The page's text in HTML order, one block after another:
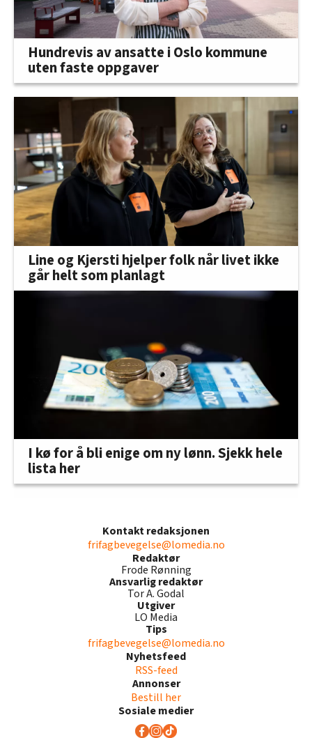
Hundrevis av ansatte i Oslo kommune
uten faste oppgaver
Line og Kjersti hjelper folk når livet ikke
går helt som planlagt
I kø for å bli enige om ny lønn. Sjekk hele
lista her
Kontakt redaksjonen
frifagbevegelse@lomedia.no
Redaktør
Frode Rønning
Ansvarlig redaktør
Tor A. Godal
Utgiver
LO Media
Tips
frifagbevegelse@lomedia.no
Nyhetsfeed
RSS-feed
Annonser
Bestill her
Sosiale medier